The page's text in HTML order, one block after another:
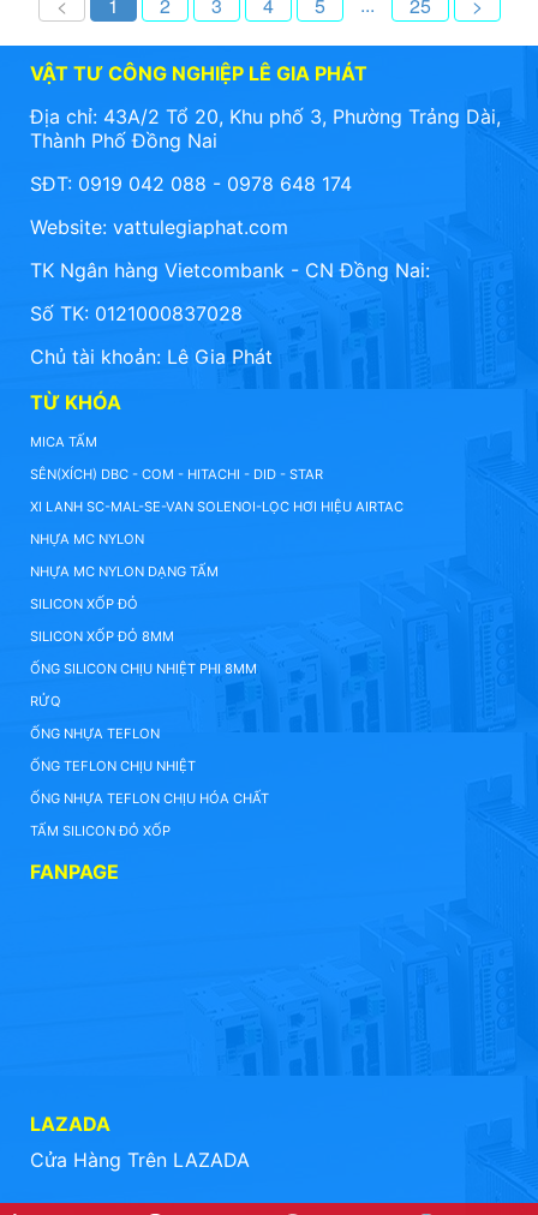
VẬT TƯ CÔNG NGHIỆP LÊ GIA PHÁT
Địa chỉ: 43A/2 Tổ 20, Khu phố 3, Phường Trảng Dài,
Thành Phố Đồng Nai
SĐT: 0919 042 088 - 0978 648 174
Website: vattulegiaphat.com
TK Ngân hàng Vietcombank - CN Đồng Nai:
Số TK: 0121000837028
Chủ tài khoản: Lê Gia Phát
TỪ KHÓA
MICA TẤM
SÊN(XÍCH) DBC - COM - HITACHI - DID - STAR
XI LANH SC-MAL-SE-VAN SOLENOI-LỌC HƠI HIỆU AIRTAC
NHỰA MC NYLON
NHỰA MC NYLON DẠNG TẤM
SILICON XỐP ĐỎ
SILICON XỐP ĐỎ 8MM
ỐNG SILICON CHỊU NHIỆT PHI 8MM
RỬQ
ỐNG NHỰA TEFLON
ỐNG TEFLON CHỊU NHIỆT
ỐNG NHỰA TEFLON CHỊU HÓA CHẤT
TẤM SILICON ĐỎ XỐP
FANPAGE
LAZADA
Cửa Hàng Trên LAZADA